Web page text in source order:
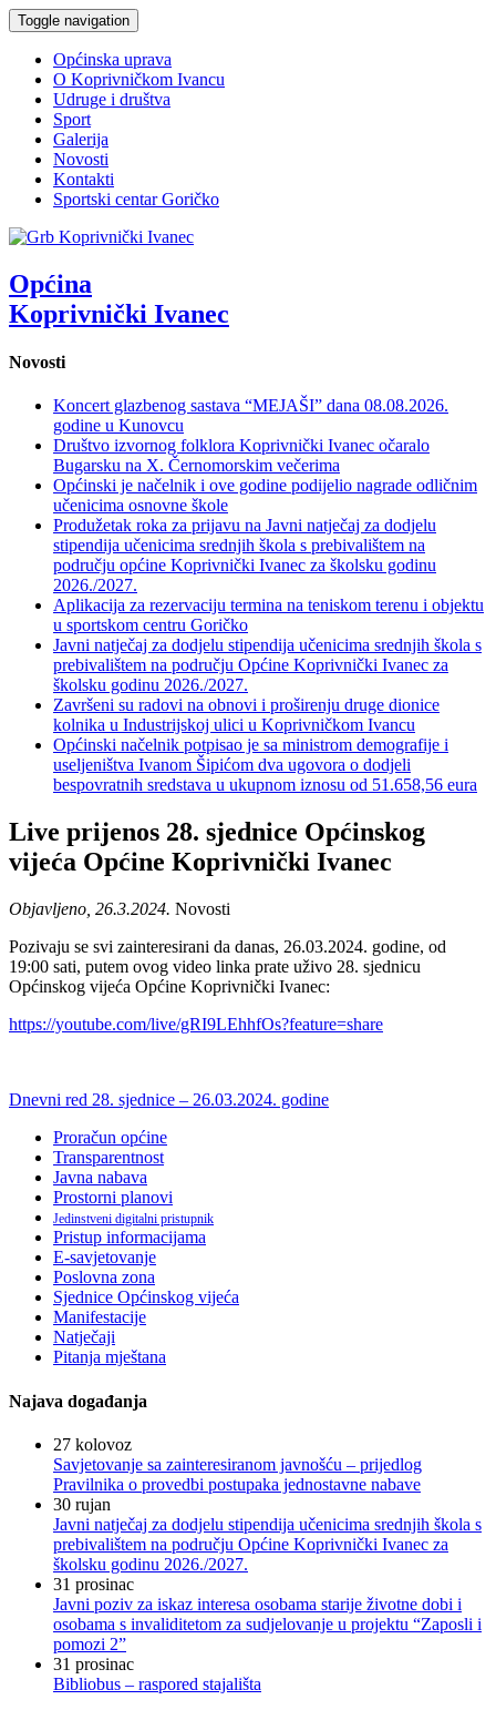
Toggle navigation
Općinska uprava
O Koprivničkom Ivancu
Udruge i društva
Sport
Galerija
Novosti
Kontakti
Sportski centar Goričko
Općina
Koprivnički Ivanec
Novosti
Koncert glazbenog sastava “MEJAŠI” dana 08.08.2026.
godine u Kunovcu
Društvo izvornog folklora Koprivnički Ivanec očaralo
Bugarsku na X. Černomorskim večerima
Općinski je načelnik i ove godine podijelio nagrade odličnim
učenicima osnovne škole
Produžetak roka za prijavu na Javni natječaj za dodjelu
stipendija učenicima srednjih škola s prebivalištem na
području općine Koprivnički Ivanec za školsku godinu
2026./2027.
Aplikacija za rezervaciju termina na teniskom terenu i objektu
u sportskom centru Goričko
Javni natječaj za dodjelu stipendija učenicima srednjih škola s
prebivalištem na području Općine Koprivnički Ivanec za
školsku godinu 2026./2027.
Završeni su radovi na obnovi i proširenju druge dionice
kolnika u Industrijskoj ulici u Koprivničkom Ivancu
Općinski načelnik potpisao je sa ministrom demografije i
useljeništva Ivanom Šipićom dva ugovora o dodjeli
bespovratnih sredstava u ukupnom iznosu od 51.658,56 eura
Live prijenos 28. sjednice Općinskog
vijeća Općine Koprivnički Ivanec
Objavljeno, 26.3.2024. Novosti
Pozivaju se svi zainteresirani da danas, 26.03.2024. godine, od
19:00 sati, putem ovog video linka prate uživo 28. sjednicu
Općinskog vijeća Općine Koprivnički Ivanec:
https://youtube.com/live/gRI9LEhhfOs?feature=share
Dnevni red 28. sjednice – 26.03.2024. godine
Proračun općine
Transparentnost
Javna nabava
Prostorni planovi
Jedinstveni digitalni pristupnik
Pristup informacijama
E-savjetovanje
Poslovna zona
Sjednice Općinskog vijeća
Manifestacije
Natječaji
Pitanja mještana
Najava događanja
27 kolovoz
Savjetovanje sa zainteresiranom javnošću – prijedlog
Pravilnika o provedbi postupaka jednostavne nabave
30 rujan
Javni natječaj za dodjelu stipendija učenicima srednjih škola s
prebivalištem na području Općine Koprivnički Ivanec za
školsku godinu 2026./2027.
31 prosinac
Javni poziv za iskaz interesa osobama starije životne dobi i
osobama s invaliditetom za sudjelovanje u projektu “Zaposli i
pomozi 2”
31 prosinac
Bibliobus – raspored stajališta